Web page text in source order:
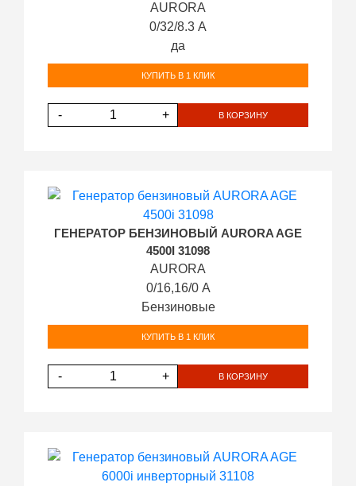
AURORA
0/32/8.3 А
да
КУПИТЬ В 1 КЛИК
- + В КОРЗИНУ
ГЕНЕРАТОР БЕНЗИНОВЫЙ AURORA AGE
4500I 31098
AURORA
0/16,16/0 А
Бензиновые
КУПИТЬ В 1 КЛИК
- + В КОРЗИНУ